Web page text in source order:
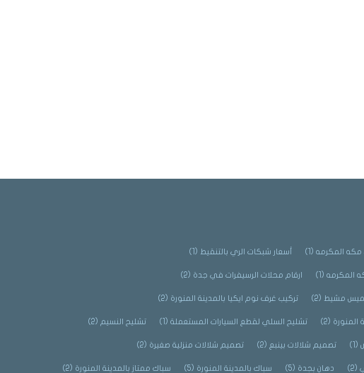
مكه المكرمه (1) أسعار شبكات الري بالتنقيط (1)
المكرمه (1) ارقام محلات الرسيفرات في جدة (2)
مشيط (2) تركيب غرف نوم ايكيا بالمدينة المنورة (2)
المنورة (2) تشليح السلي لقطع السيارات المستعملة (1) تشليح النسيم (2)
(1) تصميم شلالات بينبع (2) تصميم شلالات منزلية صغيرة (2)
(2) دهان بجدة (5) سباك بالمدينة المنورة (5) سباك ممتاز بالمدينة المنورة (2)